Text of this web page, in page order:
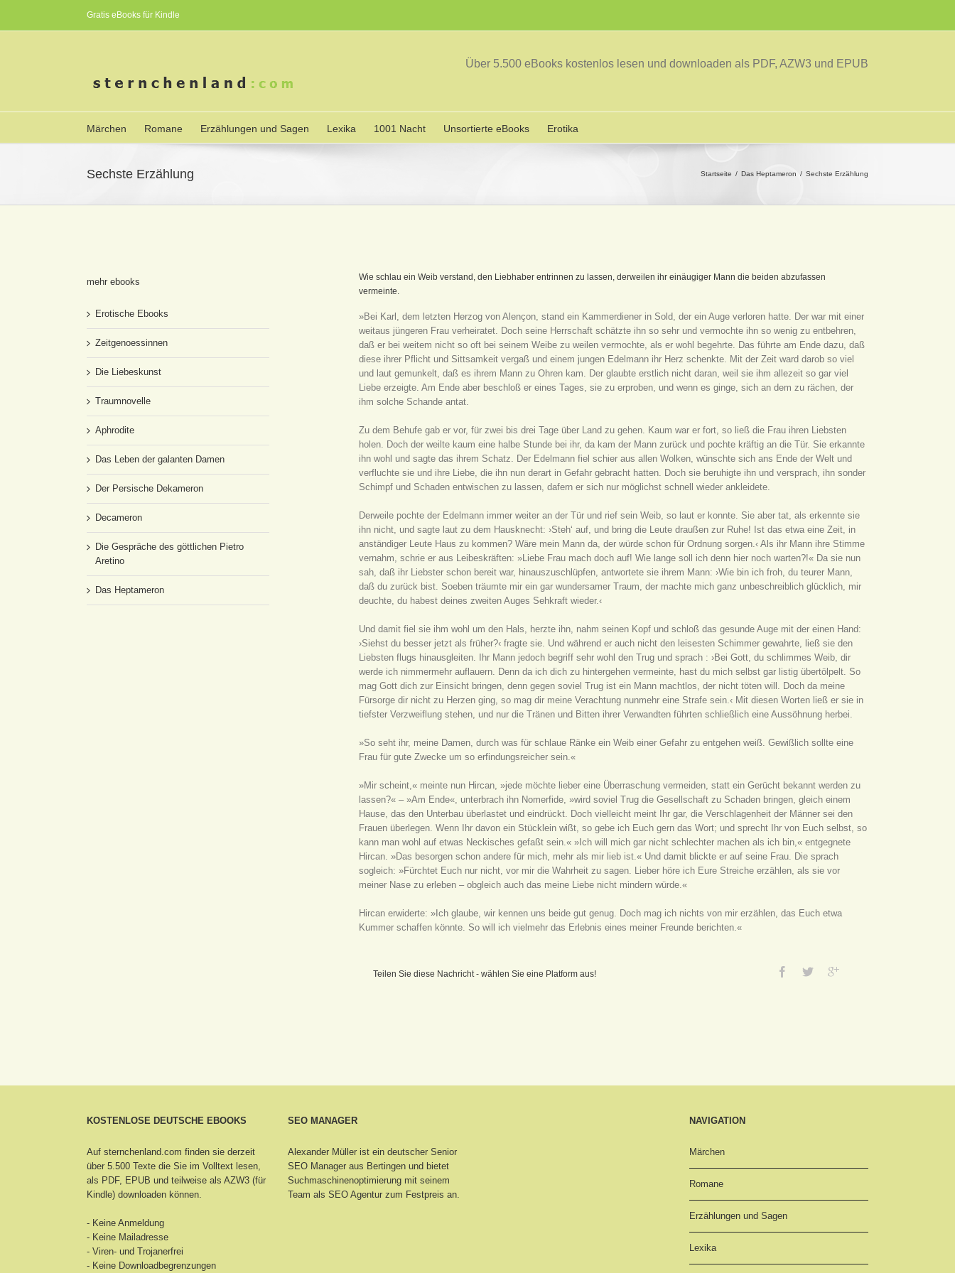
Gratis eBooks für Kindle
Über 5.500 eBooks kostenlos lesen und downloaden als PDF, AZW3 und EPUB
Märchen Romane Erzählungen und Sagen Lexika 1001 Nacht Unsortierte eBooks Erotika
Sechste Erzählung Startseite Das Heptameron Sechste Erzählung
Wie schlau ein Weib verstand, den Liebhaber entrinnen zu lassen, derweilen ihr einäugiger Mann die beiden abzufassen
vermeinte.
»Bei Karl, dem letzten Herzog von Alençon, stand ein Kammerdiener in Sold, der ein Auge verloren hatte. Der war mit einer
weitaus jüngeren Frau verheiratet. Doch seine Herrschaft schätzte ihn so sehr und vermochte ihn so wenig zu entbehren,
daß er bei weitem nicht so oft bei seinem Weibe zu weilen vermochte, als er wohl begehrte. Das führte am Ende dazu, daß
diese ihrer Pflicht und Sittsamkeit vergaß und einem jungen Edelmann ihr Herz schenkte. Mit der Zeit ward darob so viel
und laut gemunkelt, daß es ihrem Mann zu Ohren kam. Der glaubte erstlich nicht daran, weil sie ihm allezeit so gar viel
Liebe erzeigte. Am Ende aber beschloß er eines Tages, sie zu erproben, und wenn es ginge, sich an dem zu rächen, der
ihm solche Schande antat.
Zu dem Behufe gab er vor, für zwei bis drei Tage über Land zu gehen. Kaum war er fort, so ließ die Frau ihren Liebsten
holen. Doch der weilte kaum eine halbe Stunde bei ihr, da kam der Mann zurück und pochte kräftig an die Tür. Sie erkannte
ihn wohl und sagte das ihrem Schatz. Der Edelmann fiel schier aus allen Wolken, wünschte sich ans Ende der Welt und
verfluchte sie und ihre Liebe, die ihn nun derart in Gefahr gebracht hatten. Doch sie beruhigte ihn und versprach, ihn sonder
Schimpf und Schaden entwischen zu lassen, dafern er sich nur möglichst schnell wieder ankleidete.
Derweile pochte der Edelmann immer weiter an der Tür und rief sein Weib, so laut er konnte. Sie aber tat, als erkennte sie
ihn nicht, und sagte laut zu dem Hausknecht: ›Steh‘ auf, und bring die Leute draußen zur Ruhe! Ist das etwa eine Zeit, in
anständiger Leute Haus zu kommen? Wäre mein Mann da, der würde schon für Ordnung sorgen.‹ Als ihr Mann ihre Stimme
vernahm, schrie er aus Leibeskräften: »Liebe Frau mach doch auf! Wie lange soll ich denn hier noch warten?!« Da sie nun
sah, daß ihr Liebster schon bereit war, hinauszuschlüpfen, antwortete sie ihrem Mann: ›Wie bin ich froh, du teurer Mann,
daß du zurück bist. Soeben träumte mir ein gar wundersamer Traum, der machte mich ganz unbeschreiblich glücklich, mir
deuchte, du habest deines zweiten Auges Sehkraft wieder.‹
Und damit fiel sie ihm wohl um den Hals, herzte ihn, nahm seinen Kopf und schloß das gesunde Auge mit der einen Hand:
›Siehst du besser jetzt als früher?‹ fragte sie. Und während er auch nicht den leisesten Schimmer gewahrte, ließ sie den
Liebsten flugs hinausgleiten. Ihr Mann jedoch begriff sehr wohl den Trug und sprach : ›Bei Gott, du schlimmes Weib, dir
werde ich nimmermehr auflauern. Denn da ich dich zu hintergehen vermeinte, hast du mich selbst gar listig übertölpelt. So
mag Gott dich zur Einsicht bringen, denn gegen soviel Trug ist ein Mann machtlos, der nicht töten will. Doch da meine
Fürsorge dir nicht zu Herzen ging, so mag dir meine Verachtung nunmehr eine Strafe sein.‹ Mit diesen Worten ließ er sie in
tiefster Verzweiflung stehen, und nur die Tränen und Bitten ihrer Verwandten führten schließlich eine Aussöhnung herbei.
»So seht ihr, meine Damen, durch was für schlaue Ränke ein Weib einer Gefahr zu entgehen weiß. Gewißlich sollte eine
Frau für gute Zwecke um so erfindungsreicher sein.«
»Mir scheint,« meinte nun Hircan, »jede möchte lieber eine Überraschung vermeiden, statt ein Gerücht bekannt werden zu
lassen?« – »Am Ende«, unterbrach ihn Nomerfide, »wird soviel Trug die Gesellschaft zu Schaden bringen, gleich einem
Hause, das den Unterbau überlastet und eindrückt. Doch vielleicht meint Ihr gar, die Verschlagenheit der Männer sei den
Frauen überlegen. Wenn Ihr davon ein Stücklein wißt, so gebe ich Euch gern das Wort; und sprecht Ihr von Euch selbst, so
kann man wohl auf etwas Neckisches gefaßt sein.« »Ich will mich gar nicht schlechter machen als ich bin,« entgegnete
Hircan. »Das besorgen schon andere für mich, mehr als mir lieb ist.« Und damit blickte er auf seine Frau. Die sprach
sogleich: »Fürchtet Euch nur nicht, vor mir die Wahrheit zu sagen. Lieber höre ich Eure Streiche erzählen, als sie vor
meiner Nase zu erleben – obgleich auch das meine Liebe nicht mindern würde.«
Hircan erwiderte: »Ich glaube, wir kennen uns beide gut genug. Doch mag ich nichts von mir erzählen, das Euch etwa
Kummer schaffen könnte. So will ich vielmehr das Erlebnis eines meiner Freunde berichten.«
Teilen Sie diese Nachricht - wählen Sie eine Platform aus!
mehr ebooks
Erotische Ebooks
Zeitgenoessinnen
Die Liebeskunst
Traumnovelle
Aphrodite
Das Leben der galanten Damen
Der Persische Dekameron
Decameron
Die Gespräche des göttlichen Pietro
Aretino
Das Heptameron
KOSTENLOSE DEUTSCHE EBOOKS
Auf sternchenland.com finden sie derzeit
über 5.500 Texte die Sie im Volltext lesen,
als PDF, EPUB und teilweise als AZW3 (für
Kindle) downloaden können.
- Keine Anmeldung
- Keine Mailadresse
- Viren- und Trojanerfrei
- Keine Downloadbegrenzungen
SEO MANAGER
Alexander Müller ist ein deutscher Senior
SEO Manager aus Bertingenund bietet
Suchmaschinenoptimierung mit seinem
Team als SEO Agentur zum Festpreis an.
NAVIGATION
Märchen
Romane
Erzählungen und Sagen
Lexika